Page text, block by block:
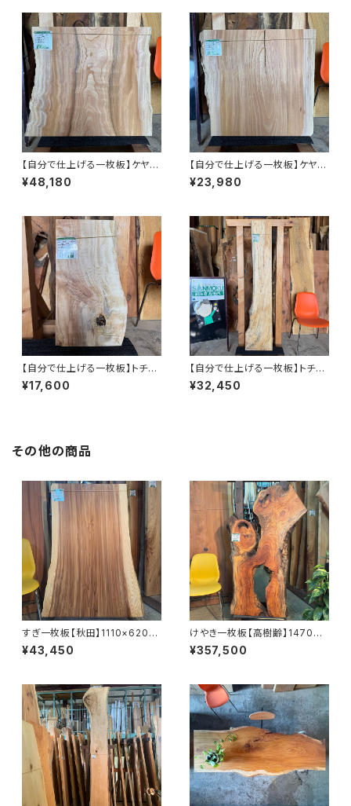
【自分で仕上げる一枚板】ケヤキ
【岩手】610×630~730×60㎜
【プレーナー仕上げ＆木口カッ
¥48,180
【自分で仕上げる一枚板】ケヤキ
【岩手】640×600~680×53㎜
【プレーナー仕上げ＆木口カッ
¥23,980
【自分で仕上げる一枚板】トチ
【岩手】590×280~330×20㎜
【プレーナー仕上げ＆木口カッ
¥17,600
【自分で仕上げる一枚板】トチ
【岩手】1620×230~340×17㎜
【プレーナー仕上げ＆木口カッ
¥32,450
その他の商品
すぎ一枚板【秋田】1110×620~
850×45㎜【オイル塗装 仕上げ
済み】
¥43,450
けやき一枚板【高樹齢】1470×5
50~630×53㎜【オイル塗装 仕
上げ済み】
¥357,500